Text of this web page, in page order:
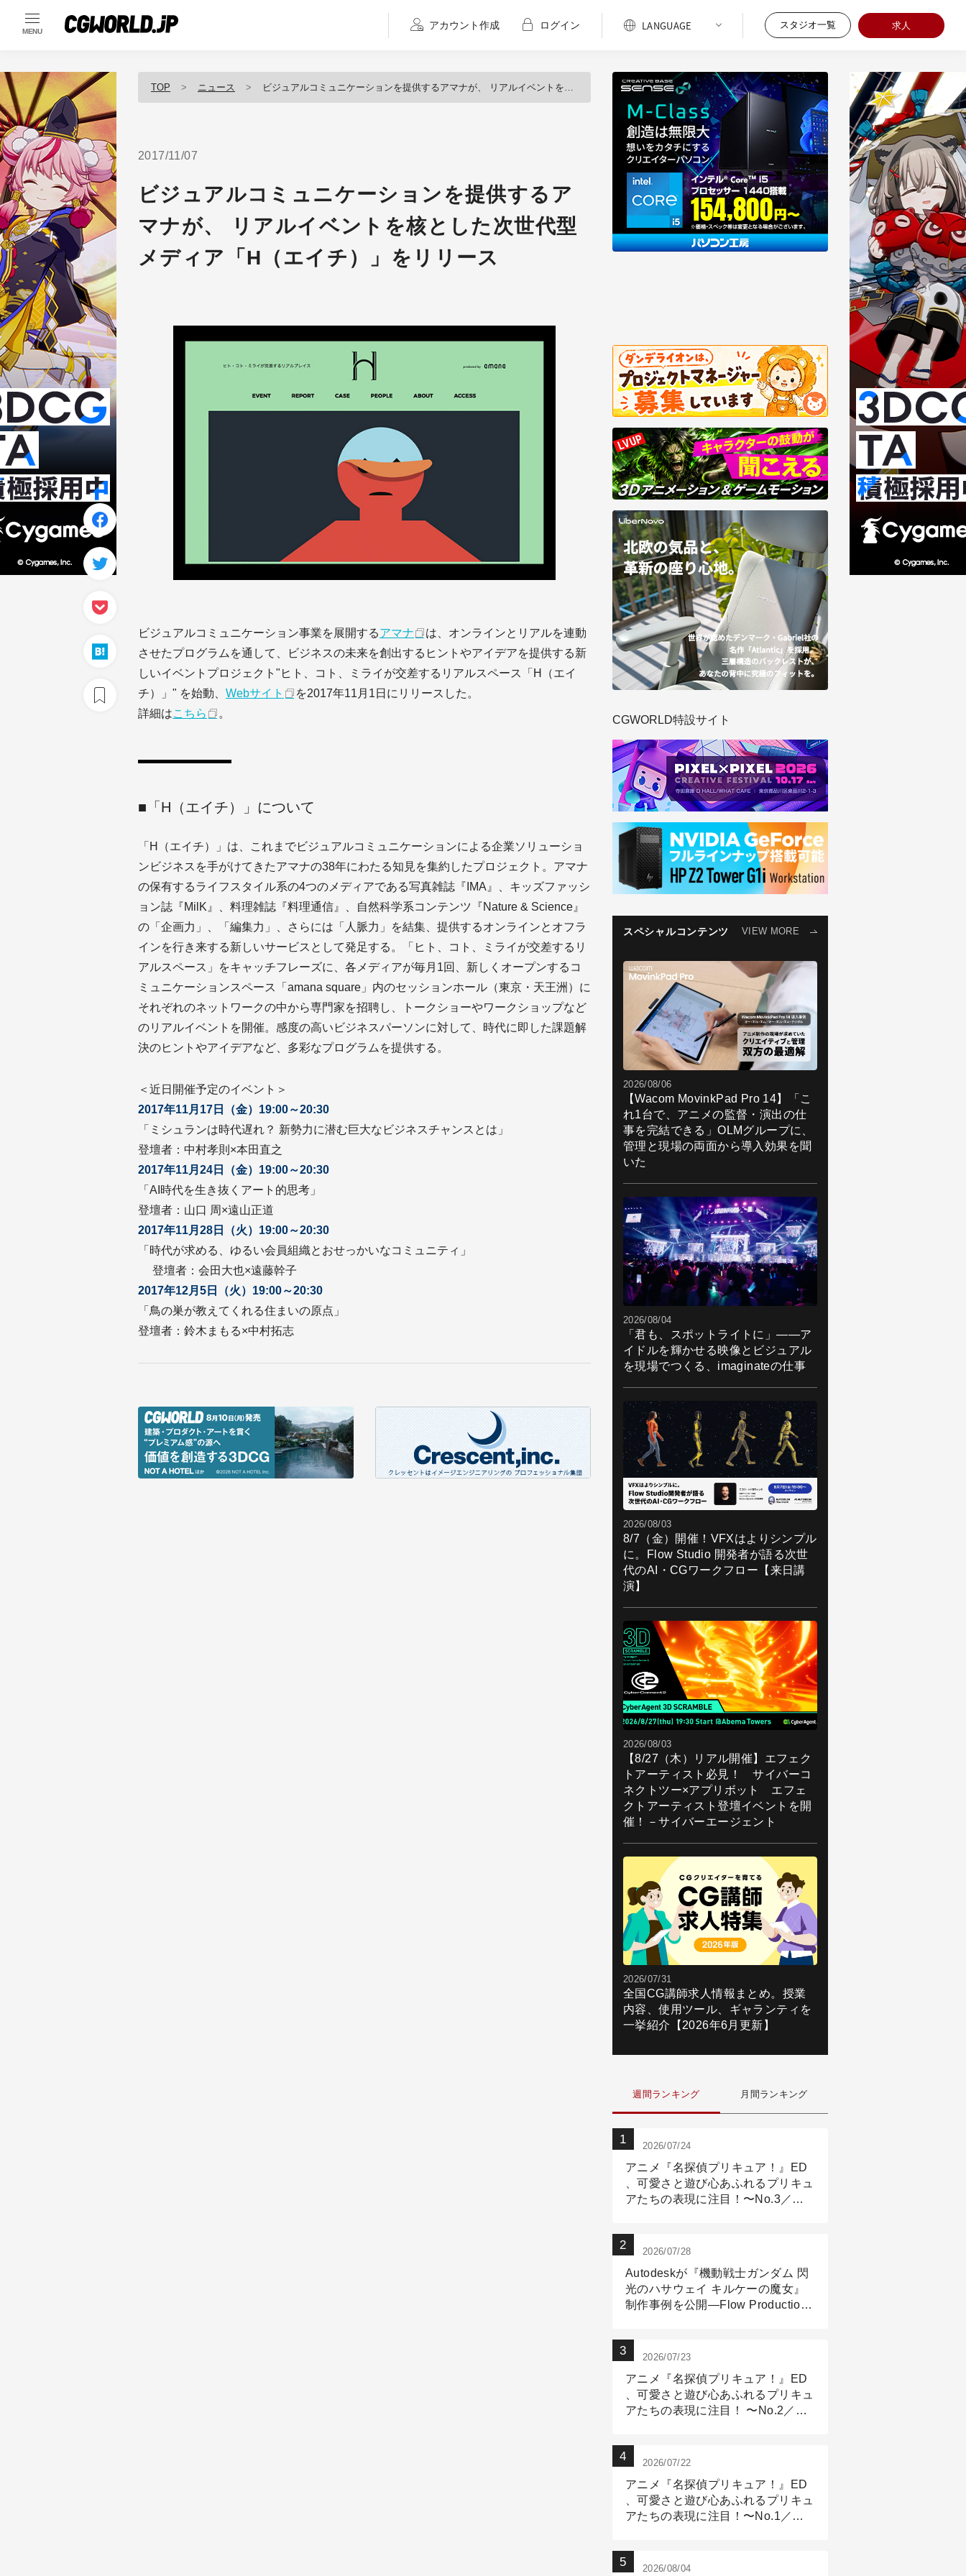
MENU
アカウント作成 ログイン スタジオ一覧 求人
TOP ニュース ビジュアルコミュニケーションを提供するアマナが、 リアルイベントを核とした次世代型メディア「H（エイチ）」をリリース
2017/11/07
ビジュアルコミュニケーションを提供するア
マナが、 リアルイベントを核とした次世代型
メディア「H（エイチ）」をリリース
ビジュアルコミュニケーション事業を展開するアマナ
は、オンラインとリアルを連動
させたプログラムを通して、ビジネスの未来を創出するヒントやアイデアを提供する新
しいイベントプロジェクト"ヒト、コト、ミライが交差するリアルスペース「H（エイ
チ）」" を始動、 Webサイト
を2017年11月1日にリリースした。
詳細はこちら 。
■「H（エイチ）」について
「H（エイチ）」は、これまでビジュアルコミュニケーションによる企業ソリューショ
ンビジネスを手がけてきたアマナの38年にわたる知見を集約したプロジェクト。アマナ
の保有するライフスタイル系の4つのメディアである写真雑誌『IMA』、キッズファッシ
ョン誌『MilK』、料理雑誌『料理通信』、自然科学系コンテンツ『Nature & Science』
の「企画力」、「編集力」、さらには「人脈力」を結集、提供するオンラインとオフラ
インを行き来する新しいサービスとして発足する。「ヒト、コト、ミライが交差するリ
アルスペース」をキャッチフレーズに、各メディアが毎月1回、新しくオープンするコ
ミュニケーションスペース「amana square」内のセッションホール（東京・天王洲）に
それぞれのネットワークの中から専門家を招聘し、トークショーやワークショップなど
のリアルイベントを開催。感度の高いビジネスパーソンに対して、時代に即した課題解
決のヒントやアイデアなど、多彩なプログラムを提供する。
＜近日開催予定のイベント＞
2017年11月17日（金）19:00～20:30
「ミシュランは時代遅れ？ 新勢力に潜む巨大なビジネスチャンスとは」
登壇者：中村孝則×本田直之
2017年11月24日（金）19:00～20:30
「AI時代を生き抜くアート的思考」
登壇者：山口 周×遠山正道
2017年11月28日（火）19:00～20:30
「時代が求める、ゆるい会員組織とおせっかいなコミュニティ」
登壇者：会田大也×遠藤幹子
2017年12月5日（火）19:00～20:30
「鳥の巣が教えてくれる住まいの原点」
登壇者：鈴木まもる×中村拓志
CGWORLD特設サイト
スペシャルコンテンツ VIEW MORE
2026/08/06
【Wacom MovinkPad Pro 14】「こ
れ1台で、アニメの監督・演出の仕
事を完結できる」OLMグループに、
管理と現場の両面から導入効果を聞
いた
2026/08/04
「君も、スポットライトに」――ア
イドルを輝かせる映像とビジュアル
を現場でつくる、imaginateの仕事
2026/08/03
8/7（金）開催！VFXはよりシンプル
に。Flow Studio 開発者が語る次世
代のAI・CGワークフロー【来日講
演】
2026/08/03
【8/27（木）リアル開催】エフェク
トアーティスト必見！ サイバーコ
ネクトツー×アプリボット エフェ
クトアーティスト登壇イベントを開
催！－サイバーエージェント
2026/07/31
全国CG講師求人情報まとめ。授業
内容、使用ツール、ギャランティを
一挙紹介【2026年6月更新】
週間ランキング 月間ランキング
2026/07/24
アニメ『名探偵プリキュア！』ED
、可愛さと遊び心あふれるプリキュ
アたちの表現に注目！〜No.3／ア
2026/07/28
Autodeskが『機動戦士ガンダム 閃
光のハサウェイ キルケーの魔女』
制作事例を公開―Flow Production
2026/07/23
アニメ『名探偵プリキュア！』ED
、可愛さと遊び心あふれるプリキュ
アたちの表現に注目！ 〜No.2／モ
2026/07/22
アニメ『名探偵プリキュア！』ED
、可愛さと遊び心あふれるプリキュ
アたちの表現に注目！〜No.1／演
2026/08/04